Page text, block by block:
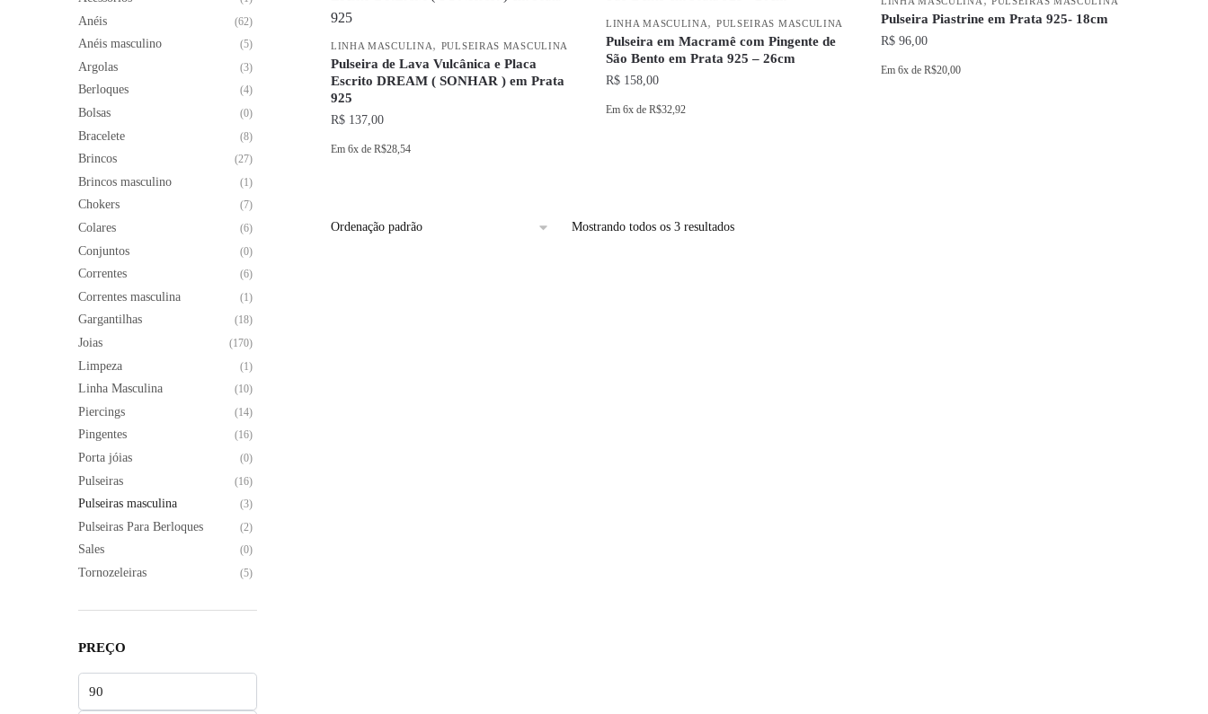
LINHA MASCULINA, PULSEIRAS MASCULINA
Pulseira de Lava Vulcânica e Placa
Escrito DREAM ( SONHAR ) em Prata
925
R$137,00
Em 6xde R$28,54
LINHA MASCULINA, PULSEIRAS MASCULINA
Pulseira em Macramê com Pingente de
São Bento em Prata 925 – 26cm
R$158,00
Em 6xde R$32,92
Pulseira Piastrine em Prata 925- 18cm
R$ 96,00
Em6x deR$20,00
Mostrando todos os 3 resultados
Anéis (62)
Anéis masculino (5)
Argolas (3)
Berloques (4)
Bolsas (0)
Bracelete (8)
Brincos (27)
Brincos masculino (1)
Chokers (7)
Colares (6)
Conjuntos (0)
Correntes (6)
Correntes masculina (1)
Gargantilhas (18)
Joias (170)
Limpeza (1)
Linha Masculina (10)
Piercings (14)
Pingentes (16)
Porta jóias (0)
Pulseiras (16)
Pulseiras masculina (3)
Pulseiras Para Berloques (2)
Sales (0)
Tornozeleiras (5)
PREÇO
mínimo